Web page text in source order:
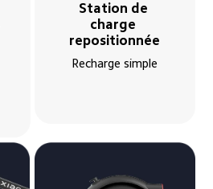
Station de
charge
repositionnée
Recharge simple